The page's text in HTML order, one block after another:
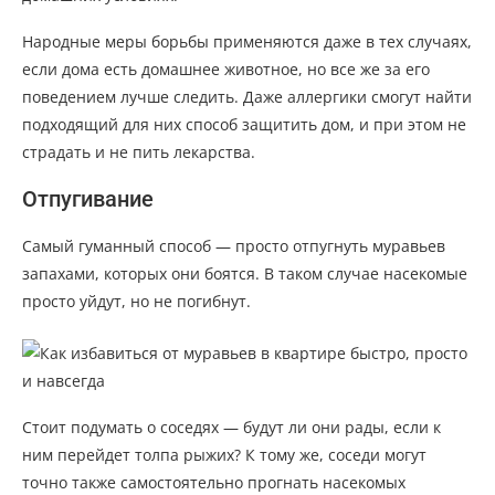
Народные меры борьбы применяются даже в тех случаях,
если дома есть домашнее животное, но все же за его
поведением лучше следить. Даже аллергики смогут найти
подходящий для них способ защитить дом, и при этом не
страдать и не пить лекарства.
Отпугивание
Самый гуманный способ — просто отпугнуть муравьев
запахами, которых они боятся. В таком случае насекомые
просто уйдут, но не погибнут.
Стоит подумать о соседях — будут ли они рады, если к
ним перейдет толпа рыжих? К тому же, соседи могут
точно также самостоятельно прогнать насекомых